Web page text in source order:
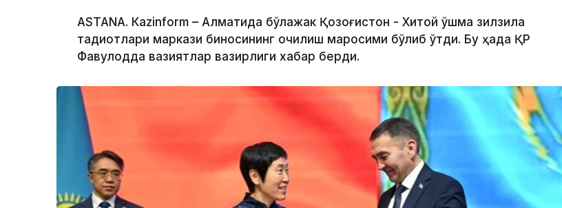
ASTANА. Кazinform – Алматида бўлажак Қозоғистон - Хитой қўшма зилзила
тадқиқотлари маркази биносининг очилиш маросими бўлиб ўтди. Бу ҳақда ҚР
Фавқулодда вазиятлар вазирлиги хабар берди.